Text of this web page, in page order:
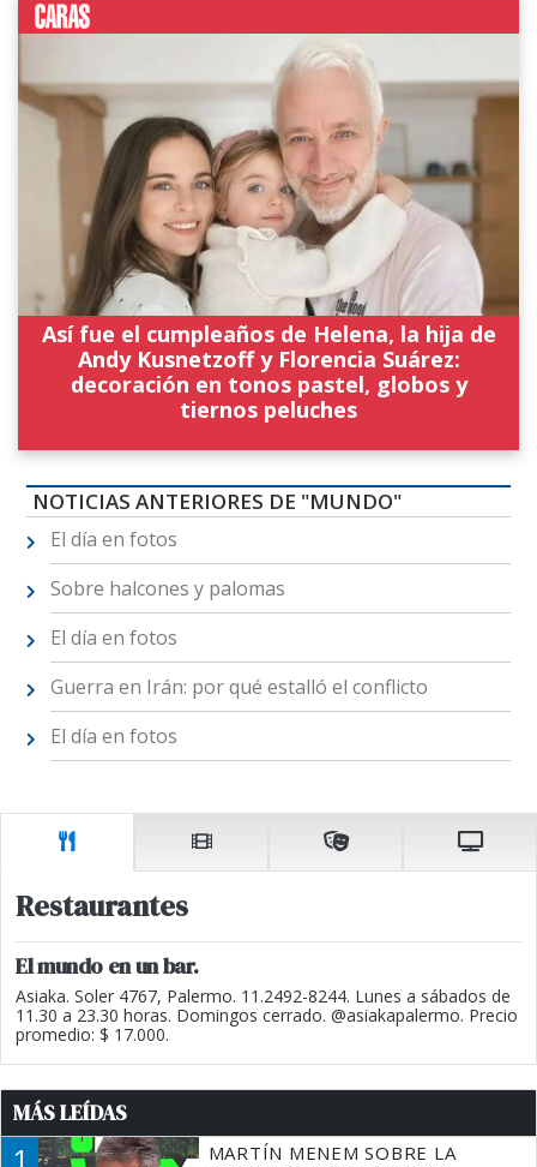
Así fue el cumpleaños de Helena, la hija de
Andy Kusnetzoff y Florencia Suárez:
decoración en tonos pastel, globos y
tiernos peluches
NOTICIAS ANTERIORES DE "MUNDO"
El día en fotos
Sobre halcones y palomas
El día en fotos
Guerra en Irán: por qué estalló el conflicto
El día en fotos
Restaurantes
El mundo en un bar.
Asiaka. Soler 4767, Palermo. 11.2492-8244. Lunes a sábados de
11.30 a 23.30 horas. Domingos cerrado. @asiakapalermo. Precio
promedio: $ 17.000.
MÁS LEÍDAS
MARTÍN MENEM SOBRE LA